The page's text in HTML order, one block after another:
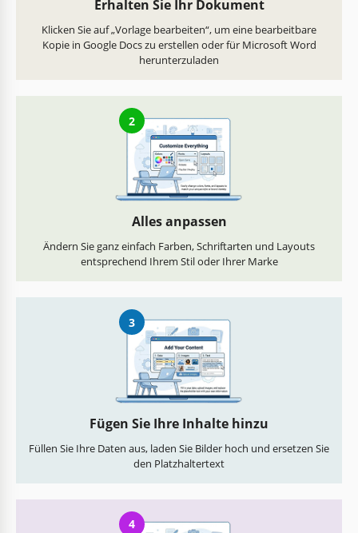
Erhalten Sie Ihr Dokument
Klicken Sie auf „Vorlage bearbeiten“, um eine bearbeitbare
Kopie in Google Docs zu erstellen oder für Microsoft Word
herunterzuladen
2
Alles anpassen
Ändern Sie ganz einfach Farben, Schriftarten und Layouts
entsprechend Ihrem Stil oder Ihrer Marke
3
Fügen Sie Ihre Inhalte hinzu
Füllen Sie Ihre Daten aus, laden Sie Bilder hoch und ersetzen Sie
den Platzhaltertext
4